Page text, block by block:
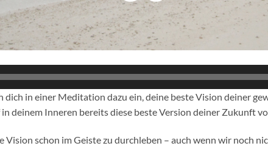
dich in einer Meditation dazu ein, deine beste Vision deiner
deinem Inneren bereits diese beste Version deiner Zukunft
Vision schon im Geiste zu durchleben – auch wenn wir noch